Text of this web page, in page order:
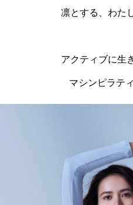
凛とする、わた
アクティブに生
マシンピラテ